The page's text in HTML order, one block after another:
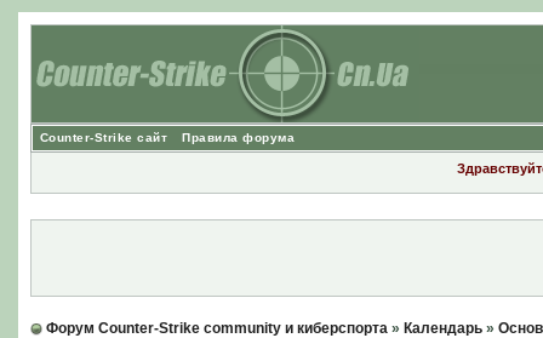
Counter-Strike сайт Правила форума
Форум Counter-Strike community и киберспорта» Календарь»